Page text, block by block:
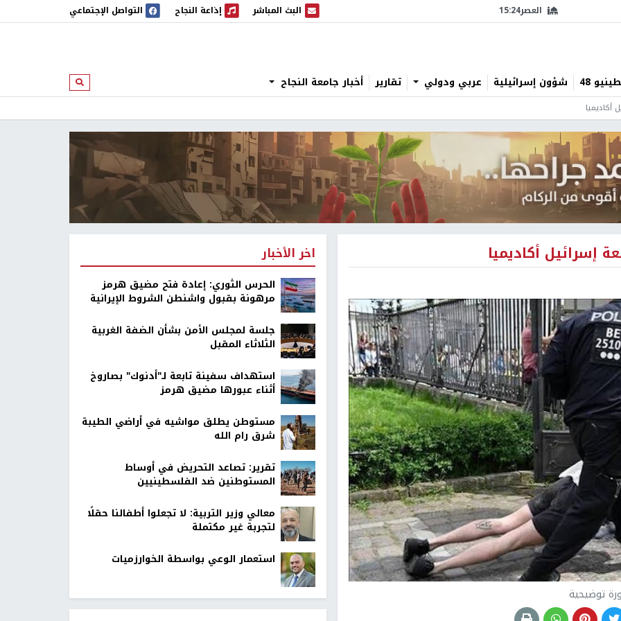
العصر15:24 البث المباشر
البث المباشر إذاعة النجاح
إذاعة النجاح التواصل الإجتماعي
48 شؤون إسرائيلية عربي ودولي تقارير أخبار جامعة النجاح ابحث
أكاديميا
إسرائيل أكاديميا
توضيحية
اخر الأخبار
الحرس الثوري: إعادة فتح مضيق هرمز
مرهونة بقبول واشنطن الشروط الإيرانية
جلسة لمجلس الأمن بشأن الضفة الغربية
الثلاثاء المقبل
استهداف سفينة تابعة لـ"أدنوك" بصاروخ
أثناء عبورها مضيق هرمز
مستوطن يطلق مواشيه في أراضي الطيبة
شرق رام الله
تقرير: تصاعد التحريض في أوساط
المستوطنين ضد الفلسطينيين
معالي وزير التربية: لا تجعلوا أطفالنا حقلًا
لتجربة غير مكتملة
استعمار الوعي بواسطة الخوارزميات